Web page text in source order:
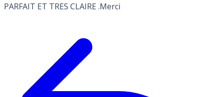
PARFAIT ET TRES CLAIRE .Merci